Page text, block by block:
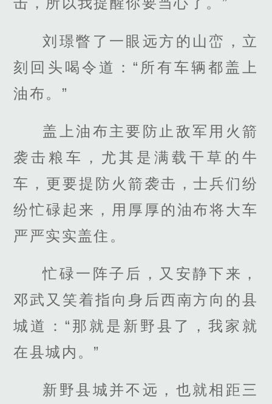
刘璟瞥了一眼远方的山峦，立
刻回头喝令道：“所有车辆都盖上
油布。”
盖上油布主要防止敌军用火箭
袭击粮车，尤其是满载干草的牛
车，更要提防火箭袭击，士兵们纷
纷忙碌起来，用厚厚的油布将大车
严严实实盖住。
忙碌一阵子后，又安静下来，
邓武又笑着指向身后西南方向的县
城道：“那就是新野县了，我家就
在县城内。”
新野县城并不远，也就相距三